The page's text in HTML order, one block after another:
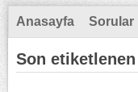
Anasayfa Sorular
Son